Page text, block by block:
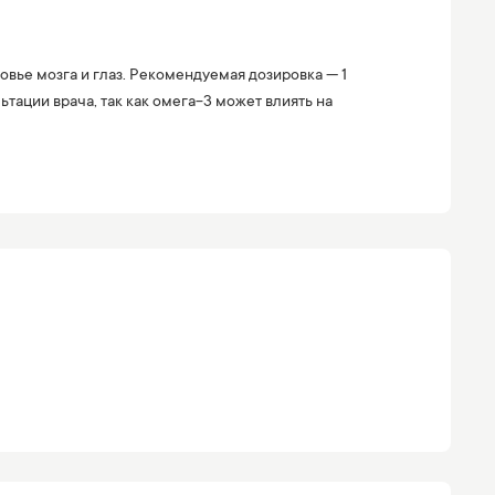
мозга и глаз. Рекомендуемая дозировка — 1
врача, так как омега-3 может влиять на